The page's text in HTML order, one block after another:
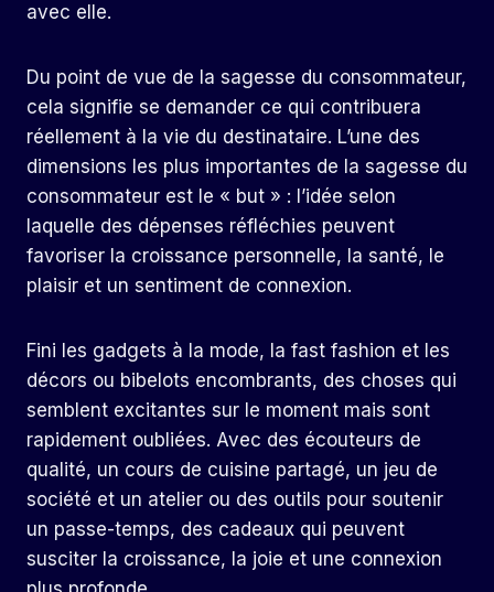
avec elle.
Du point de vue de la sagesse du consommateur,
cela signifie se demander ce qui contribuera
réellement à la vie du destinataire. L’une des
dimensions les plus importantes de la sagesse du
consommateur est le « but » : l’idée selon
laquelle des dépenses réfléchies peuvent
favoriser la croissance personnelle, la santé, le
plaisir et un sentiment de connexion.
Fini les gadgets à la mode, la fast fashion et les
décors ou bibelots encombrants, des choses qui
semblent excitantes sur le moment mais sont
rapidement oubliées. Avec des écouteurs de
qualité, un cours de cuisine partagé, un jeu de
société et un atelier ou des outils pour soutenir
un passe-temps, des cadeaux qui peuvent
susciter la croissance, la joie et une connexion